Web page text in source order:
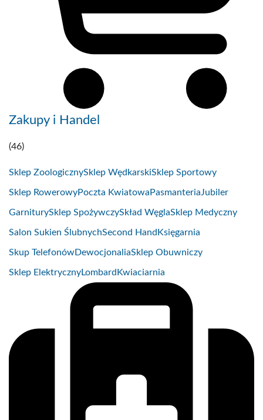
Zakupy i Handel
(46)
Sklep ZoologicznySklep WędkarskiSklep Sportowy
Sklep RowerowyPoczta Kwiatowa PasmanteriaJubiler
GarniturySklep SpożywczySkład WęglaSklep Medyczny
Salon Sukien ŚlubnychSecond Hand Księgarnia
Skup TelefonówDewocjonaliaSklep Obuwniczy
Sklep ElektrycznyLombard Kwiaciarnia